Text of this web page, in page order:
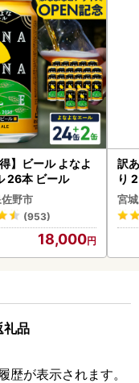
得】ビール よなよ
26本 ビール
野市
(953)
18,000
訳
り
鮭
宮
礼品
が表示されます。